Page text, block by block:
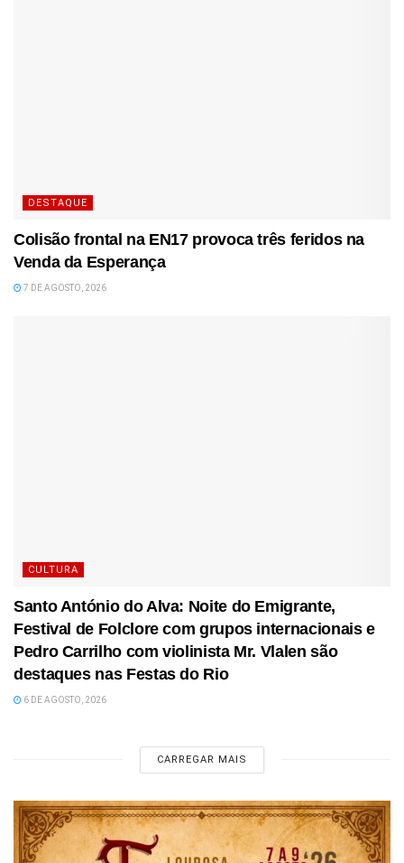
DESTAQUE
Colisão frontal na EN17 provoca três feridos na
Venda da Esperança
7 DE AGOSTO, 2026
CULTURA
Santo António do Alva: Noite do Emigrante,
Festival de Folclore com grupos internacionais e
Pedro Carrilho com violinista Mr. Vlalen são
destaques nas Festas do Rio
6 DE AGOSTO, 2026
CARREGAR MAIS